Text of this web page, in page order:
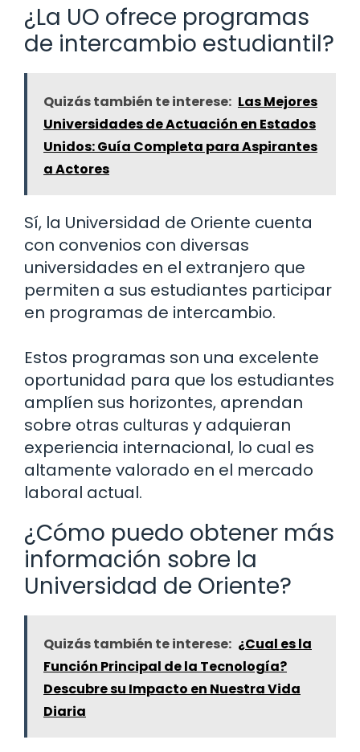
¿La UO ofrece programas
de intercambio estudiantil?
Quizás también te interese: Las Mejores
Universidades de Actuación en Estados
Unidos: Guía Completa para Aspirantes
a Actores
Sí, la Universidad de Oriente cuenta
con convenios con diversas
universidades en el extranjero que
permiten a sus estudiantes participar
en programas de intercambio.
Estos programas son una excelente
oportunidad para que los estudiantes
amplíen sus horizontes, aprendan
sobre otras culturas y adquieran
experiencia internacional, lo cual es
altamente valorado en el mercado
laboral actual.
¿Cómo puedo obtener más
información sobre la
Universidad de Oriente?
Quizás también te interese: ¿Cual es la
Función Principal de la Tecnología?
Descubre su Impacto en Nuestra Vida
Diaria